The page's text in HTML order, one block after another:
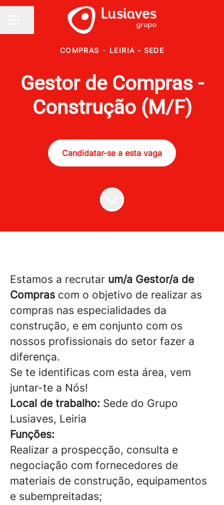
MENU DE CARREIRAS
Partilhar página
COMPRAS · LEIRIA - SEDE
Gestor de Compras -
Construção (M/F)
Candidatar-se a esta vaga
Estamos a recrutar um/a Gestor/a de
Compras com o objetivo de realizar as
compras nas especialidades da
construção, e em conjunto com os
nossos profissionais do setor fazer a
diferença.
Se te identificas com esta área, vem
juntar-te a Nós!
Local de trabalho: Sede do Grupo
Lusiaves, Leiria
Funções:
Realizar a prospecção, consulta e
negociação com fornecedores de
materiais de construção, equipamentos
e subempreitadas;